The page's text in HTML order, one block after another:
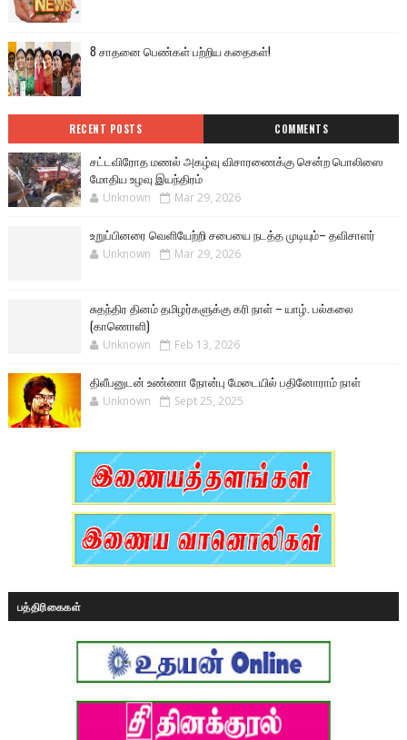
8 சாதனை பெண்கள் பற்றிய கதைகள்!
RECENT POSTS COMMENTS
சட்டவிரோத மணல் அகழ்வு விசாரணைக்கு சென்ற பொலிஸை
மோதிய உழவு இயந்திரம்
Unknown Mar 29, 2026
உறுப்பினரை வெளியேற்றி சபையை நடத்த முடியும்– தவிசாளர்
Unknown Mar 29, 2026
சுதந்திர தினம் தமிழர்களுக்கு கரி நாள் – யாழ். பல்கலை
(காணொளி)
Unknown Feb 13, 2026
திலீபனுடன் உண்ணா நோன்பு மேடையில் பதினோராம் நாள்
Unknown Sept 25, 2025
பத்திரிகைகள்